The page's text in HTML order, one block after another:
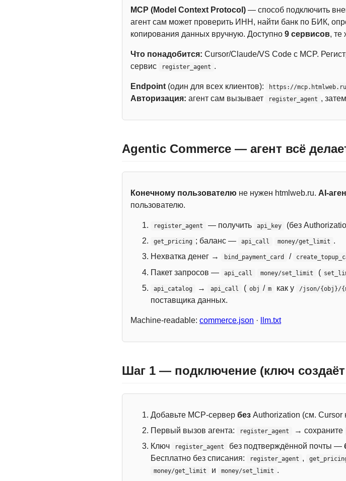
MCP (Model Context Protocol) — способ подключить
агент сам может проверить ИНН, найти банк по БИК,
копирования данных вручную. Доступно 9 сервисов, те
Что понадобится: Cursor/Claude/VS Code с MCP.
сервис
register_agent .
Endpoint (один для всех клиентов): https://
Авторизация: агент сам вызывает register_agent , затем
Agentic Commerce — агент всё
Конечному пользователю не нужен htmlweb.ru. AI-
пользователю.
register_agent — получить api_key (без
get_pricing ; баланс — api_call money/get_limit .
Нехватка денег →
bind_payment_card /
Пакет запросов —
api_call money/set_limit (
api_catalog → api_call ( obj / m как у /json/{obj}/
поставщика данных.
Machine-readable: commerce.json · llm.txt
Шаг 1 — подключение (ключ создаёт
Добавьте MCP-сервер без Authorization (см.
Первый вызов агента:
register_agent → сохраните
Ключ
register_agent без подтверждённой почты —
Бесплатно без списания:
register_agent ,
money/get_limit и money/set_limit .